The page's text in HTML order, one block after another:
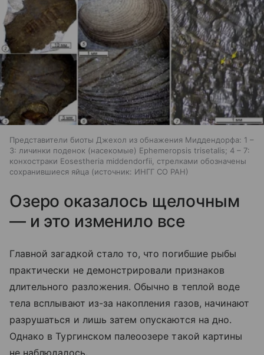
Представители биоты Джехол из обнажения Миддендорфа: 1 –
3: личинки поденок (насекомые) Ephemeropsis trisetalis; 4 – 7:
конхостраки Eosestheria middendorfii, стрелками обозначены
сохранившиеся яйца
источник: ИНГГ СО РАН
Озеро оказалось щелочным
— и это изменило все
Главной загадкой стало то, что погибшие рыбы
практически не демонстрировали признаков
длительного разложения. Обычно в теплой воде
тела всплывают из-за накопления газов, начинают
разрушаться и лишь затем опускаются на дно.
Однако в Тургинском палеоозере такой картины
не наблюдалось.